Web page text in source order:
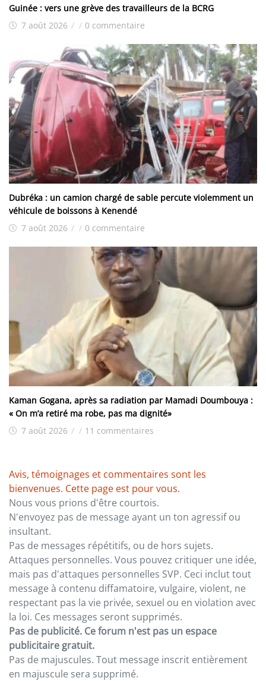
Guinée : vers une grève des travailleurs de la BCRG
7 août 2026 / / 0 commentaire
Dubréka : un camion chargé de sable percute violemment un
véhicule de boissons à Kenendé
7 août 2026 / / 0 commentaire
Kaman Gogana, après sa radiation par Mamadi Doumbouya :
« On m’a retiré ma robe, pas ma dignité»
7 août 2026 / / 11 commentaires
Avis, témoignages et commentaires sont les
bienvenues. Cette page est pour vous.
Nous vous prions d'être courtois.
N'envoyez pas de message ayant un ton agressif ou
insultant.
Pas de messages répétitifs, ou de hors sujets.
Attaques personnelles. Vous pouvez critiquer une idée,
mais pas d'attaques personnelles SVP. Ceci inclut tout
message à contenu diffamatoire, vulgaire, violent, ne
respectant pas la vie privée, sexuel ou en violation avec
la loi. Ces messages seront supprimés.
Pas de publicité. Ce forum n'est pas un espace
publicitaire gratuit.
Pas de majuscules. Tout message inscrit entièrement
en majuscule sera supprimé.